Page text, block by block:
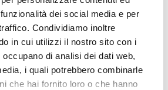
dei social media e per
Condividiamo inoltre
in cui utilizzi il nostro sito con i
di analisi dei dati web,
i quali potrebbero combinarle
che hai fornito loro o che hanno
due persone inclusa
Motta - € 216
- € 234
- € 220